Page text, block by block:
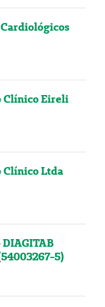
Clínico Eireli
Clínico Ltda
DIAGITAB
5)